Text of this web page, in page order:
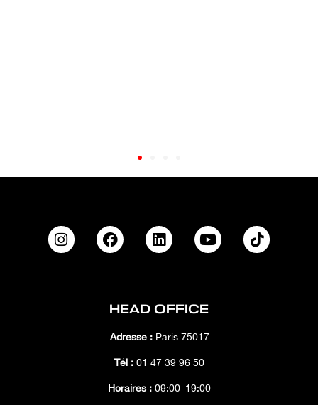
HEAD OFFICE
Adresse :Paris 75017
Tél : 01 47 39 96 50
Horaires : 09:00–19:00